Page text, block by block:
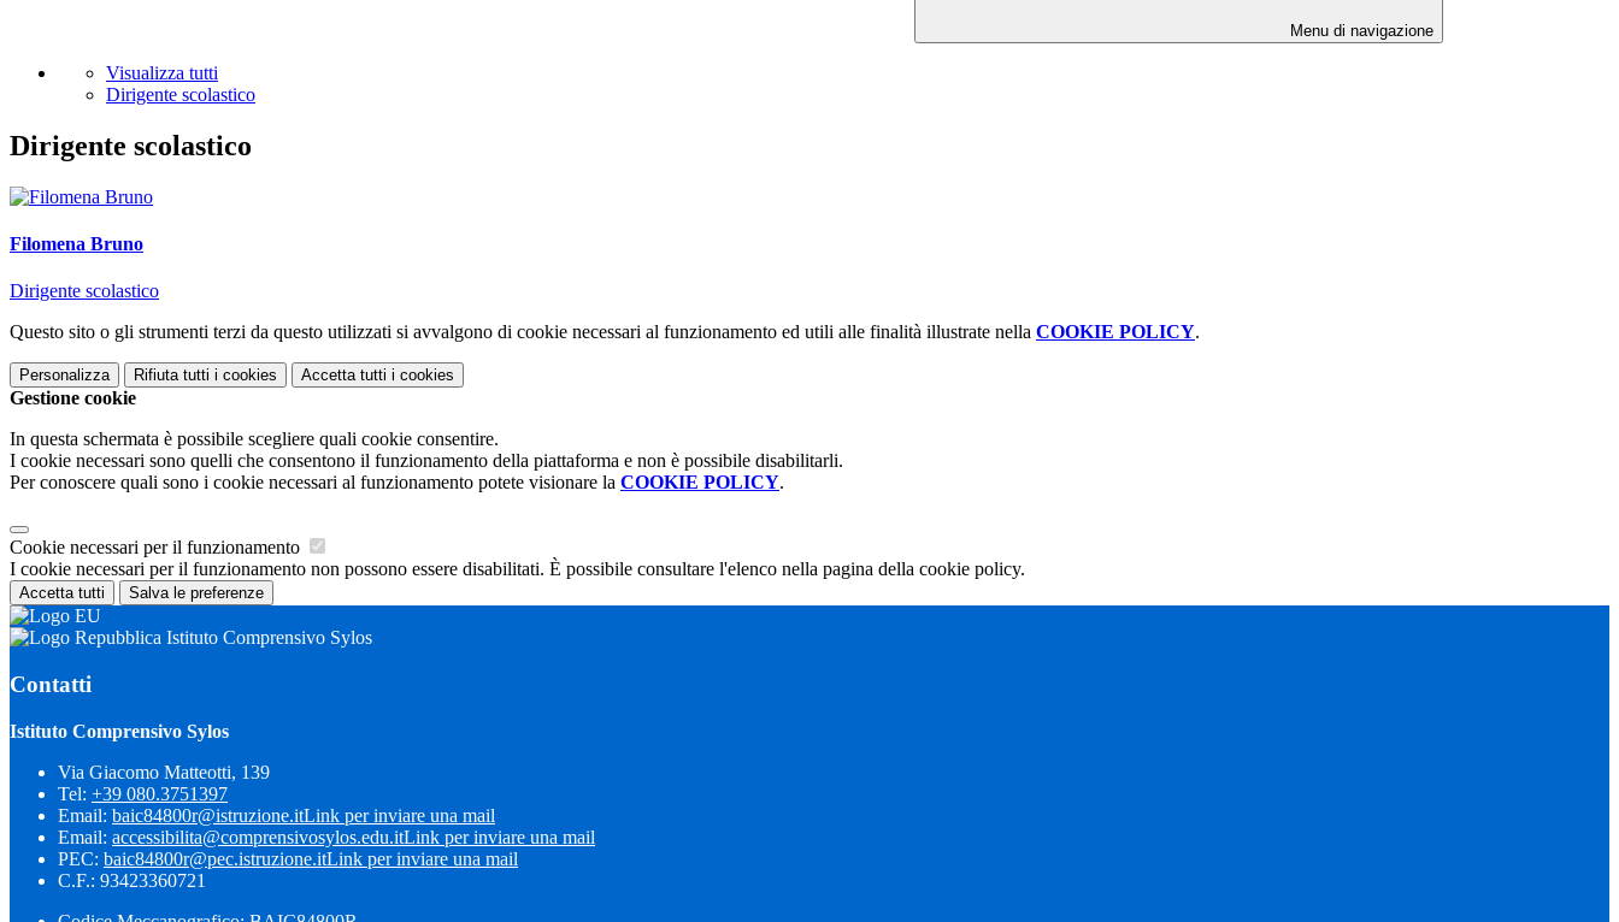
Menu di navigazione
Visualizza tutti
Dirigente scolastico
Dirigente scolastico
Filomena Bruno
Dirigente scolastico
Questo sito o gli strumenti terzi da questo utilizzati si avvalgono di cookie necessari al funzionamento ed utili alle finalità illustrate nella COOKIE POLICY.
Personalizza Rifiuta tutti i cookies Accetta tutti i cookies
Gestione cookie
In questa schermata è possibile scegliere quali cookie consentire.
I cookie necessari sono quelli che consentono il funzionamento della piattaforma e non è possibile disabilitarli.
Per conoscere quali sono i cookie necessari al funzionamento potete visionare la COOKIE POLICY.
Cookie necessari per il funzionamento
I cookie necessari per il funzionamento non possono essere disabilitati. È possibile consultare l'elenco nella pagina della cookie policy.
Accetta tutti Salva le preferenze
Istituto Comprensivo Sylos
Contatti
Istituto Comprensivo Sylos
Via Giacomo Matteotti, 139
Tel: +39 080.3751397
Email: baic84800r@istruzione.itLink per inviare una mail
Email: accessibilita@comprensivosylos.edu.itLink per inviare una mail
PEC: baic84800r@pec.istruzione.itLink per inviare una mail
C.F.: 93423360721